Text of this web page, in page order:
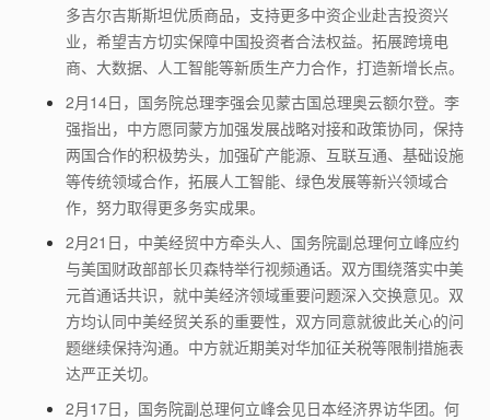
多吉尔吉斯斯坦优质商品，支持更多中资企业赴吉投资兴
业，希望吉方切实保障中国投资者合法权益。拓展跨境电
商、大数据、人工智能等新质生产力合作，打造新增长点。
2月14日，国务院总理李强会见蒙古国总理奥云额尔登。李
强指出，中方愿同蒙方加强发展战略对接和政策协同，保持
两国合作的积极势头，加强矿产能源、互联互通、基础设施
等传统领域合作，拓展人工智能、绿色发展等新兴领域合
作，努力取得更多务实成果。
2月21日，中美经贸中方牵头人、国务院副总理何立峰应约
与美国财政部部长贝森特举行视频通话。双方围绕落实中美
元首通话共识，就中美经济领域重要问题深入交换意见。双
方均认同中美经贸关系的重要性，双方同意就彼此关心的问
题继续保持沟通。中方就近期美对华加征关税等限制措施表
达严正关切。
2月17日，国务院副总理何立峰会见日本经济界访华团。何